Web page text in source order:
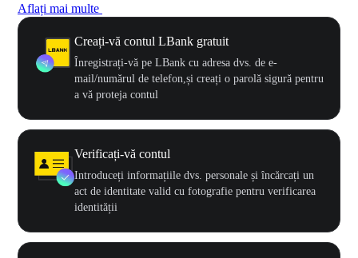
Aflați mai multe
Creați-vă contul LBank gratuit
Înregistrați-vă pe LBank cu adresa dvs. de e-
mail/numărul de telefon,și creați o parolă sigură pentru
a vă proteja contul
Verificați-vă contul
Introduceți informațiile dvs. personale și încărcați un
act de identitate valid cu fotografie pentru verificarea
identității